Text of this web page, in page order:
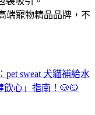
端寵物精品品牌，不
sweat 犬貓補給水
飲心」指南！🐶🐱